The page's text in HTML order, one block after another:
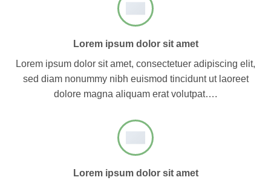
Lorem ipsum dolor sit amet
Lorem ipsum dolor sit amet, consectetuer adipiscing elit,
sed diam nonummy nibh euismod tincidunt ut laoreet
dolore magna aliquam erat volutpat….
Lorem ipsum dolor sit amet